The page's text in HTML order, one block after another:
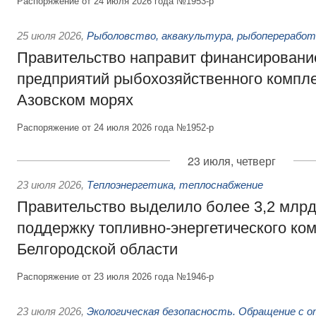
25 июля 2026, Рыболовство, аквакультура,
Правительство направит
предприятий рыбохозяйственного
Азовском морях
Распоряжение от 24 июля 2026 года №1952-р
23 июля, четверг
23 июля 2026, Теплоэнергетика, теплоснабжение
Правительство выделило более 3,2
поддержку топливно-энергетического
Белгородской области
Распоряжение от 23 июля 2026 года №1946-р
23 июля 2026, Экологическая безопасность. Обращение с